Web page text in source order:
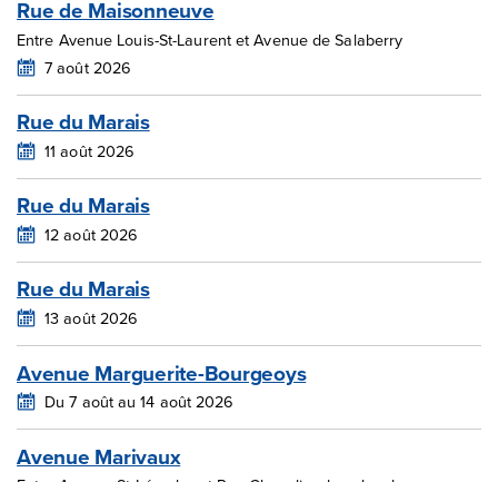
Rue de Maisonneuve
Entre Avenue Louis-St-Laurent et Avenue de Salaberry
7 août 2026
Rue du Marais
11 août 2026
Rue du Marais
12 août 2026
Rue du Marais
13 août 2026
Avenue Marguerite-Bourgeoys
Du 7 août au 14 août 2026
Avenue Marivaux